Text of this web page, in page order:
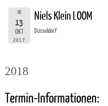
FR
13
OKT
2017
Niels Klein LOOM
Düsseldorf
2018
Termin-Informationen: